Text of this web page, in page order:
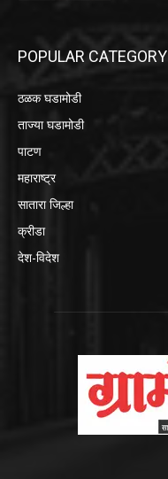
POPULAR CATEGORY
ठळक घडामोडी
ताज्या घडामोडी
पाटण
महाराष्ट्र
सातारा जिल्हा
क्रीडा
देश-विदेश